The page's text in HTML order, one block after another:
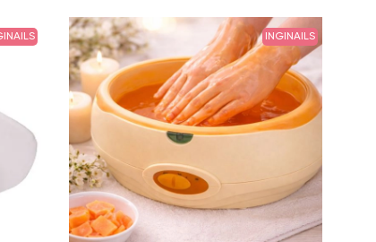
INGINAILS